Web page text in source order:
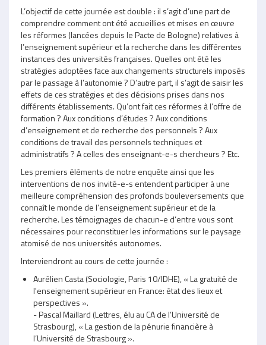
L’objectif de cette journée est double : il s’agit d’une part de
comprendre comment ont été accueillies et mises en œuvre
les réformes (lancées depuis le Pacte de Bologne) relatives à
l’enseignement supérieur et la recherche dans les différentes
instances des universités françaises. Quelles ont été les
stratégies adoptées face aux changements structurels imposés
par le passage à l’autonomie ? D’autre part, il s’agit de saisir les
effets de ces stratégies et des décisions prises dans nos
différents établissements. Qu’ont fait ces réformes à l’offre de
formation ? Aux conditions d’études ? Aux conditions
d’enseignement et de recherche des personnels ? Aux
conditions de travail des personnels techniques et
administratifs ? A celles des enseignant-e-s chercheurs ? Etc.
Les premiers éléments de notre enquête ainsi que les
interventions de nos invité-e-s entendent participer à une
meilleure compréhension des profonds bouleversements que
connaît le monde de l’enseignement supérieur et de la
recherche. Les témoignages de chacun-e d’entre vous sont
nécessaires pour reconstituer les informations sur le paysage
atomisé de nos universités autonomes.
Interviendront au cours de cette journée :
Aurélien Casta (Sociologie, Paris 10/IDHE), « La gratuité de
l'enseignement supérieur en France: état des lieux et
perspectives ».
- Pascal Maillard (Lettres, élu au CA de l’Université de
Strasbourg), « La gestion de la pénurie financière à
l’Université de Strasbourg ».